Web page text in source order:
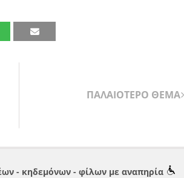
ΠΑΛΑΙΟΤΕΡΟ ΘΕΜΑ
- κηδεμόνων - φίλων με αναπηρία